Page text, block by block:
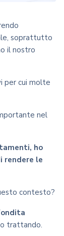
soprattutto
il nostro
per cui molte
nel
ho
rendere le
contesto?
trattando.